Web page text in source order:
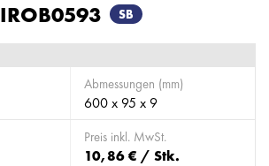
IROB0593 SB
Abmessungen (mm)
600 x 95 x 9
Preis inkl. MwSt.
10,86 € / Stk.